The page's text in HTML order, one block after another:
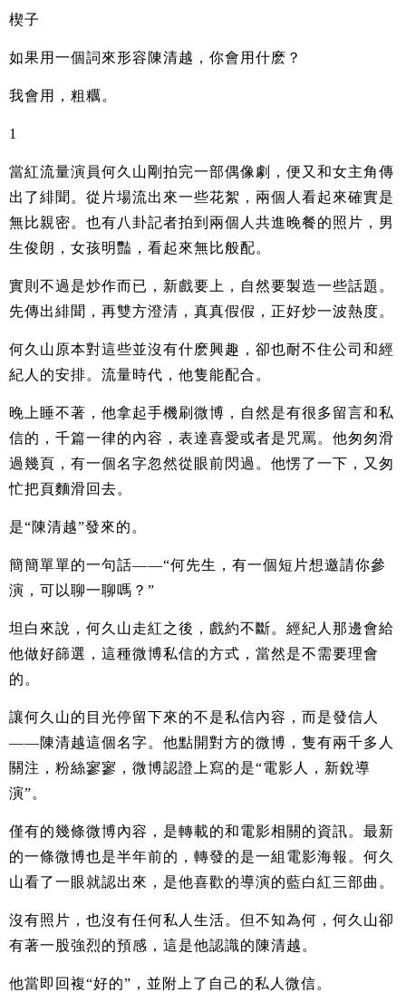
楔子
如果用一個詞來形容陳清越，你會用什麽？
我會用，粗糲。
1
當紅流量演員何久山剛拍完一部偶像劇，便又和女主角傳
出了緋聞。從片場流出來一些花絮，兩個人看起來確實是
無比親密。也有八卦記者拍到兩個人共進晚餐的照片，男
生俊朗，女孩明豔，看起來無比般配。
實則不過是炒作而已，新戲要上，自然要製造一些話題。
先傳出緋聞，再雙方澄清，真真假假，正好炒一波熱度。
何久山原本對這些並沒有什麽興趣，卻也耐不住公司和經
紀人的安排。流量時代，他隻能配合。
晚上睡不著，他拿起手機刷微博，自然是有很多留言和私
信的，千篇一律的內容，表達喜愛或者是咒罵。他匆匆滑
過幾頁，有一個名字忽然從眼前閃過。他愣了一下，又匆
忙把頁麵滑回去。
是“陳清越”發來的。
簡簡單單的一句話——“何先生，有一個短片想邀請你參
演，可以聊一聊嗎？”
坦白來說，何久山走紅之後，戲約不斷。經紀人那邊會給
他做好篩選，這種微博私信的方式，當然是不需要理會
的。
讓何久山的目光停留下來的不是私信內容，而是發信人
——陳清越這個名字。他點開對方的微博，隻有兩千多人
關注，粉絲寥寥，微博認證上寫的是“電影人，新銳導
演”。
僅有的幾條微博內容，是轉載的和電影相關的資訊。最新
的一條微博也是半年前的，轉發的是一組電影海報。何久
山看了一眼就認出來，是他喜歡的導演的藍白紅三部曲。
沒有照片，也沒有任何私人生活。但不知為何，何久山卻
有著一股強烈的預感，這是他認識的陳清越。
他當即回複“好的”，並附上了自己的私人微信。